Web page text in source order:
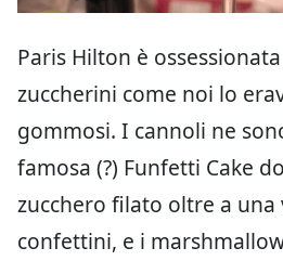
Paris Hilton è
zuccherini come noi lo
gommosi. I cannoli ne
famosa (?) Funfetti Cake
zucchero filato oltre a una
confettini, e i